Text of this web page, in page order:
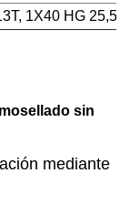
1X40 HG 25,5T.
sin
mediante